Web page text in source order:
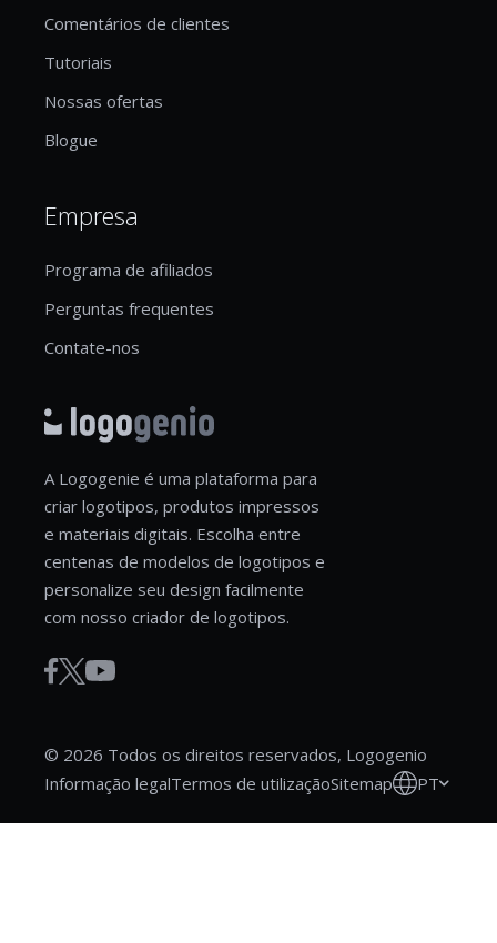
Comentários de clientes
Tutoriais
Nossas ofertas
Blogue
Empresa
Programa de afiliados
Perguntas frequentes
Contate-nos
A Logogenie é uma plataforma para
criar logotipos, produtos impressos
e materiais digitais. Escolha entre
centenas de modelos de logotipos e
personalize seu design facilmente
com nosso criador de logotipos.
© 2026 Todos os direitos reservados, Logogenio
Informação legalTermos de utilizaçãoSitemap PT